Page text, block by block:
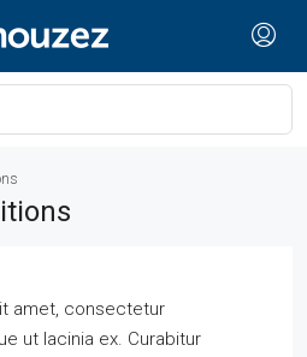
amet, consectetur
ut lacinia ex. Curabitur